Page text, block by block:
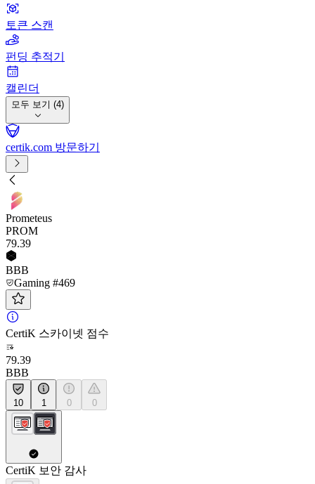
토큰 스캔
펀딩 추적기
캘린더
모두 보기 (4)
certik.com 방문하기
Prometeus
PROM
79.39
BBB
Gaming #469
CertiK 스카이넷 점수
79.39
BBB
10 1 0 0
CertiK 보안 감사